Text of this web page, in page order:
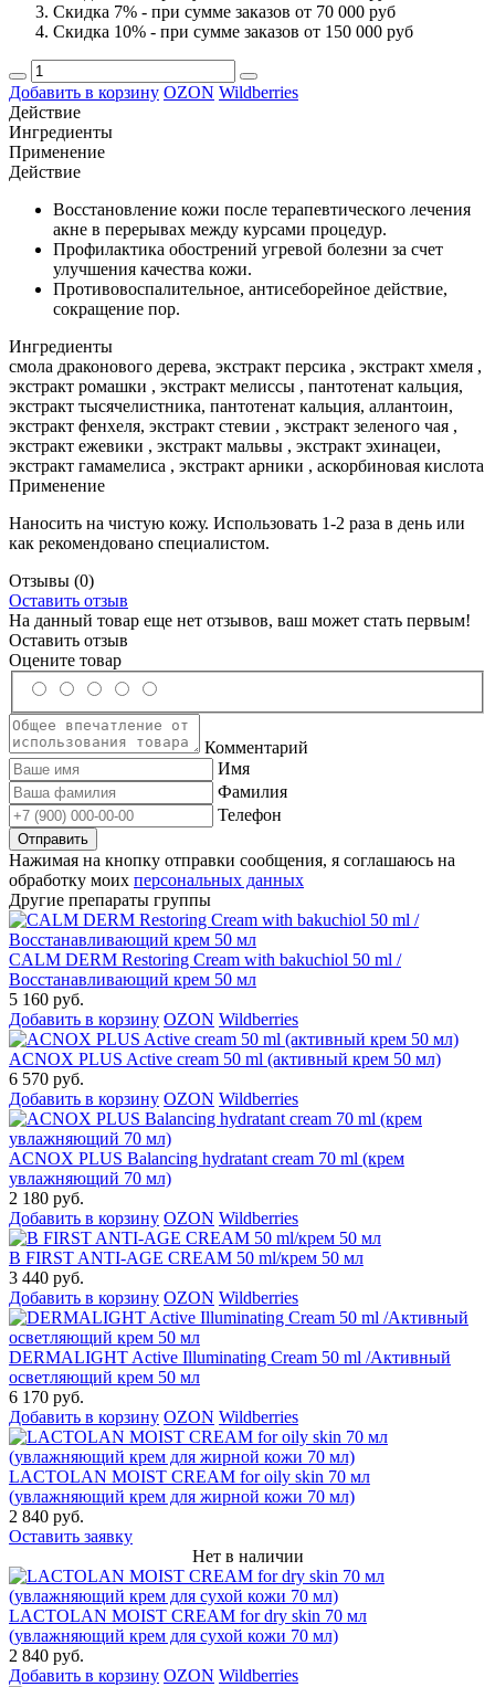
Скидка 7% - при сумме заказов от 70 000 руб
Скидка 10% - при сумме заказов от 150 000 руб
Добавить в корзину OZON Wildberries
Действие
Ингредиенты
Применение
Действие
Восстановление кожи после терапевтического лечения
акне в перерывах между курсами процедур.
Профилактика обострений угревой болезни за счет
улучшения качества кожи.
Противовоспалительное, антисеборейное действие,
сокращение пор.
Ингредиенты
смола драконового дерева, экстракт персика , экстракт хмеля ,
экстракт ромашки , экстракт мелиссы , пантотенат кальция,
экстракт тысячелистника, пантотенат кальция, аллантоин,
экстракт фенхеля, экстракт стевии , экстракт зеленого чая ,
экстракт ежевики , экстракт мальвы , экстракт эхинацеи,
экстракт гамамелиса , экстракт арники , аскорбиновая кислота
Применение
Наносить на чистую кожу. Использовать 1-2 раза в день или
как рекомендовано специалистом.
Отзывы (0)
Оставить отзыв
На данный товар еще нет отзывов, ваш может стать первым!
Оставить отзыв
Оцените товар
Комментарий
Имя
Фамилия
Телефон
Нажимая на кнопку отправки сообщения, я соглашаюсь на
обработку моих персональных данных
Другие препараты группы
CALM DERM Restoring Cream with bakuchiol 50 ml /
Восстанавливающий крем 50 мл
5 160 руб.
Добавить в корзину OZON Wildberries
ACNOX PLUS Active cream 50 ml (активный крем 50 мл)
6 570 руб.
Добавить в корзину OZON Wildberries
ACNOX PLUS Balancing hydratant cream 70 ml (крем
увлажняющий 70 мл)
2 180 руб.
Добавить в корзину OZON Wildberries
B FIRST ANTI-AGE CREAM 50 ml/крем 50 мл
3 440 руб.
Добавить в корзину OZON Wildberries
DERMALIGHT Active Illuminating Cream 50 ml /Активный
осветляющий крем 50 мл
6 170 руб.
Добавить в корзину OZON Wildberries
LACTOLAN MOIST CREAM for oily skin 70 мл
(увлажняющий крем для жирной кожи 70 мл)
2 840 руб.
Оставить заявку
Нет в наличии
LACTOLAN MOIST CREAM for dry skin 70 мл
(увлажняющий крем для сухой кожи 70 мл)
2 840 руб.
Добавить в корзину OZON Wildberries